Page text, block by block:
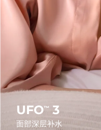
UFO™ 3
面部深层补水
FAQ™ Dual LED
热门产品
特别优惠
美国
英国
西班牙
澳大利亚
德国